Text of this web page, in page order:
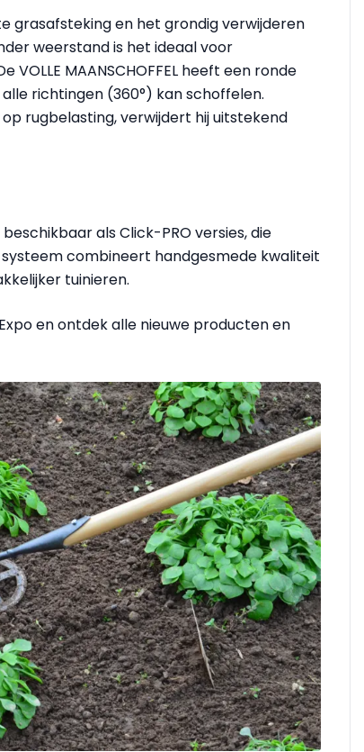
grasafsteking en het grondig verwijderen
weerstand is het ideaal voor
MAANSCHOFFEL heeft een ronde
richtingen (360°) kan schoffelen.
rugbelasting, verwijdert hij uitstekend
als Click-PRO versies, die
combineert handgesmede kwaliteit
tuinieren.
en ontdek alle nieuwe producten en